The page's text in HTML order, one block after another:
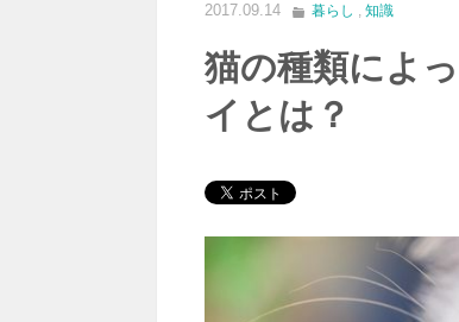
2017.09.14 暮らし , 知識
猫の種類によ
イとは？